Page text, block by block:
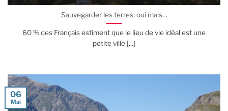
Sauvegarder les terres, oui mais…
60 % des Français estiment que le lieu de vie idéal est une
petite ville [...]
06
Mai